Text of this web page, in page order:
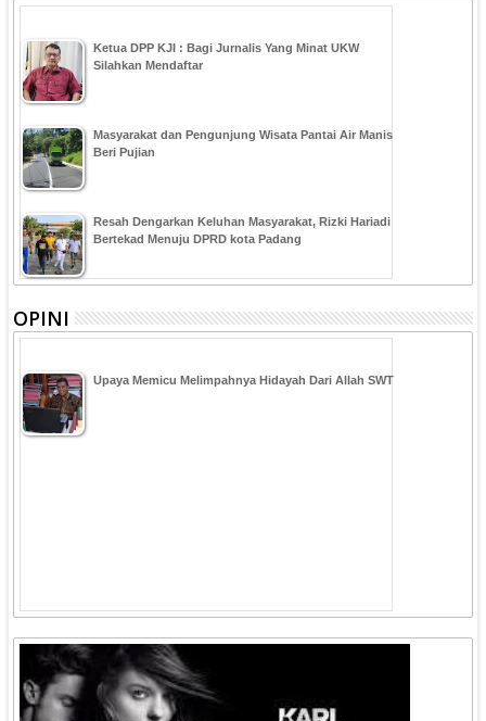
Ketua DPP KJI : Bagi Jurnalis Yang Minat UKW
Silahkan Mendaftar
Masyarakat dan Pengunjung Wisata Pantai Air Manis
Beri Pujian
Resah Dengarkan Keluhan Masyarakat, Rizki Hariadi
Bertekad Menuju DPRD kota Padang
OPINI
Upaya Memicu Melimpahnya Hidayah Dari Allah SWT